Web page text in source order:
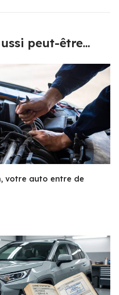
peut-être...
votre auto entre de